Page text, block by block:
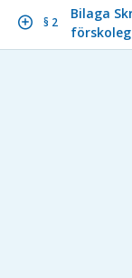
§ 2
Bilaga